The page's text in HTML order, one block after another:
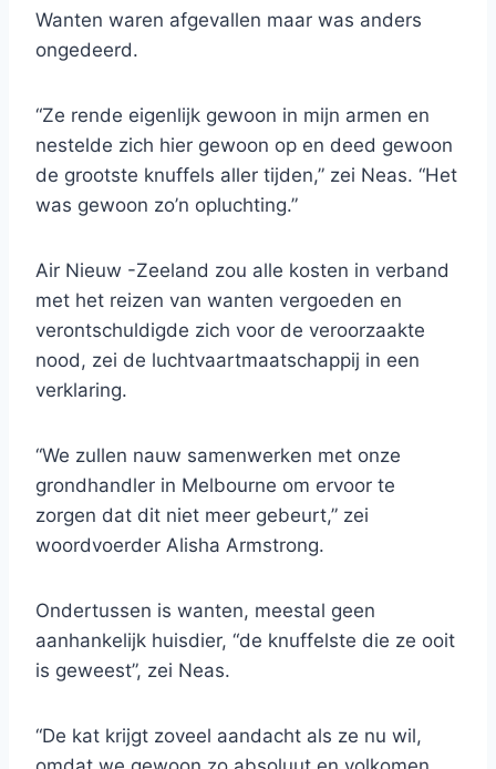
Wanten waren afgevallen maar was anders
ongedeerd.
“Ze rende eigenlijk gewoon in mijn armen en
nestelde zich hier gewoon op en deed gewoon
de grootste knuffels aller tijden,” zei Neas. “Het
was gewoon zo’n opluchting.”
Air Nieuw -Zeeland zou alle kosten in verband
met het reizen van wanten vergoeden en
verontschuldigde zich voor de veroorzaakte
nood, zei de luchtvaartmaatschappij in een
verklaring.
“We zullen nauw samenwerken met onze
grondhandler in Melbourne om ervoor te
zorgen dat dit niet meer gebeurt,” zei
woordvoerder Alisha Armstrong.
Ondertussen is wanten, meestal geen
aanhankelijk huisdier, “de knuffelste die ze ooit
is geweest”, zei Neas.
“De kat krijgt zoveel aandacht als ze nu wil,